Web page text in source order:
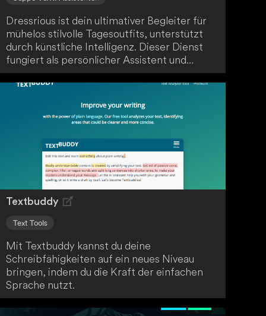
Dressrious ist dein ultimativer Begleiter für
mühelos stilvolle Tagesoutfits, unterstützt
durch künstliche Intelligenz. Dieser Dienst
fungiert als persönlicher Assistent und
garantiert ein schickes Aussehen, ohne dass
du täglich über die Kleiderwahl nachdenken
musst. Mithilfe von KI schlägt Dressrious
passende Outfit-Kombinationen vor und
erleichtert somit deine tägliche Routine.
Textbuddy
Text Tools
Mit Textbuddy kannst du deine
Schreibfähigkeiten auf ein neues Niveau
bringen, indem du die Kraft der einfachen
Sprache nutzt.